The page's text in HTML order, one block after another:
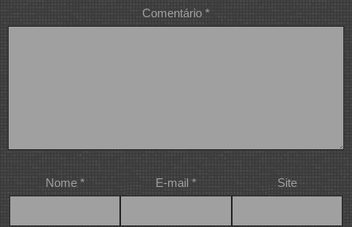
Comentário *
Nome * E-mail * Site